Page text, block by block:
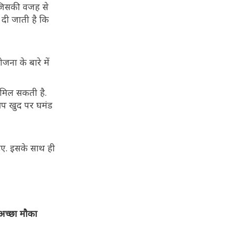
वजह से
जाती है कि
के बारे में
मिल सकती है.
खुद पर घमंड
इसके साथ ही
मौका